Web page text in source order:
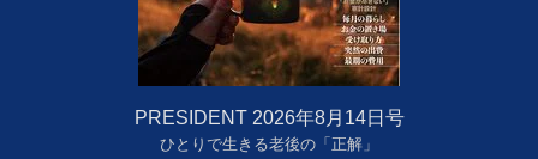
PRESIDENT 2026年8月14日号
ひとりで生きる老後の「正解」